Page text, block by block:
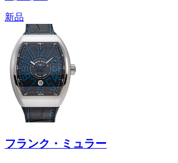
新品
フランク・ミュラー